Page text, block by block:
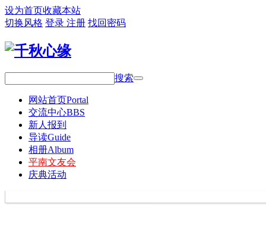
设为首页收藏本站
切换风格 登录 注册 找回密码
搜索
网站首页Portal
交流中心BBS
新人报到
导读Guide
相册Album
平南文友会
庆典活动